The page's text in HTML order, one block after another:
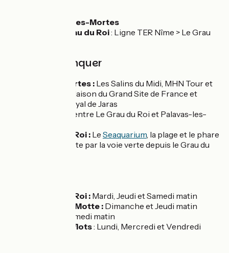
Gare d'Aigues-Mortes
Gare du Grau du Roi: Ligne TER Nîme > Le Grau
À ne pas manquer
Aigues-Mortes : Les Salins du Midi, MHN Tour et
Remparts, Maison du Grand Site de France et
Vignoble Royal de Jaras
entre Le Grau du Roi et Palavas-les-
Le Grau du Roi : Le Seaquarium, la plage et le phare
de l'espiguette par la voie verte depuis le Grau du
Le Grau du Roi : Mardi, Jeudi et Samedi matin
La Grande-Motte : Dimanche et Jeudi matin
Samedi matin
Palavas les flots: Lundi, Mercredi et Vendredi